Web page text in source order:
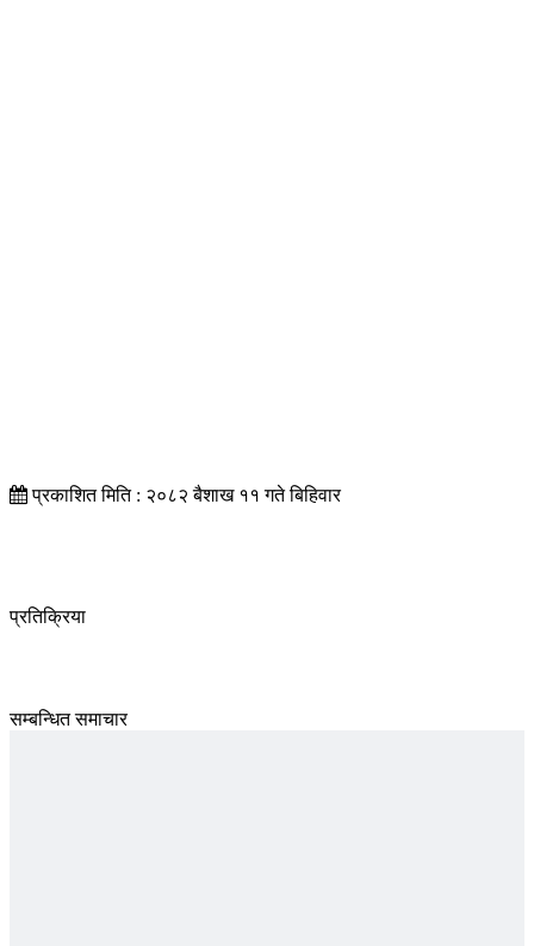
प्रकाशित मिति : २०८२ बैशाख ११ गते बिहिवार
प्रतिक्रिया
सम्बन्धित समाचार